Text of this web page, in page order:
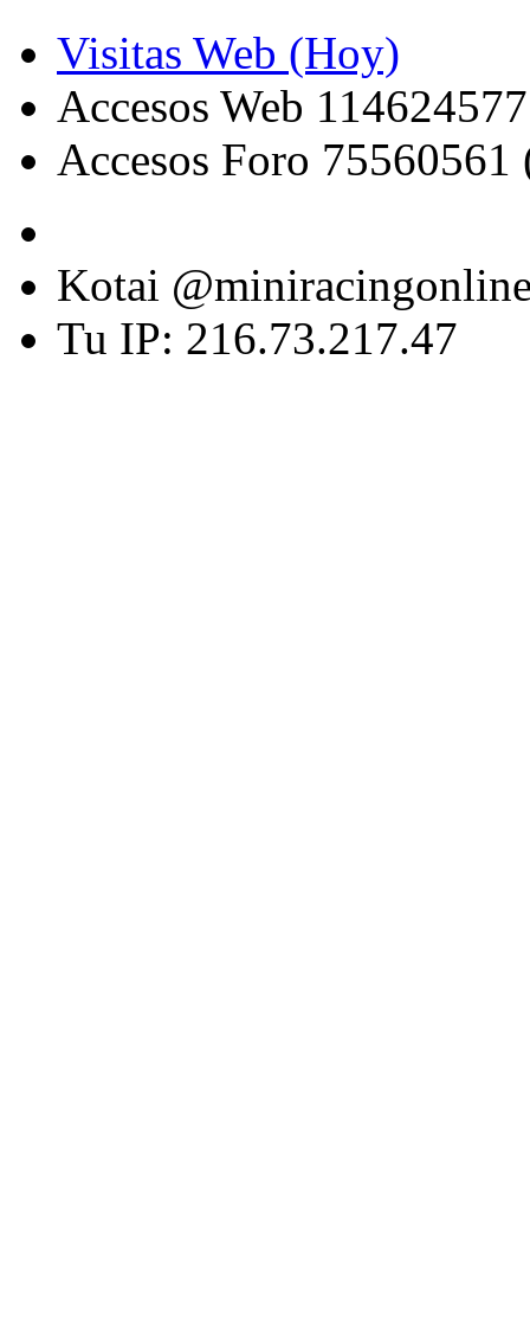
Visitas Web (Hoy)
Accesos Web
Accesos Foro 75560561
Kotai
Tu IP: 216.73.217.47